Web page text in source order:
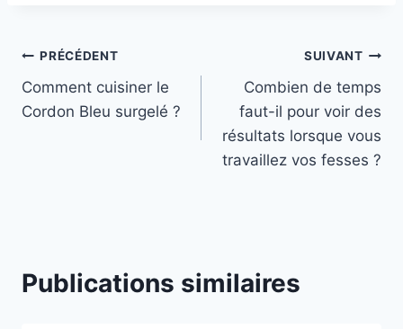
Navigation
de
PRÉCÉDENT
Comment cuisiner le
Cordon Bleu surgelé ?
SUIVANT
Combien de temps
faut-il pour voir des
résultats lorsque vous
travaillez vos fesses ?
Publications similaires